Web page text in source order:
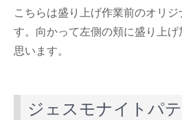
こちらは盛り上げ作業前のオリ
す。向かって左側の頬に盛り上げ
思います。
ジェスモナイトパ